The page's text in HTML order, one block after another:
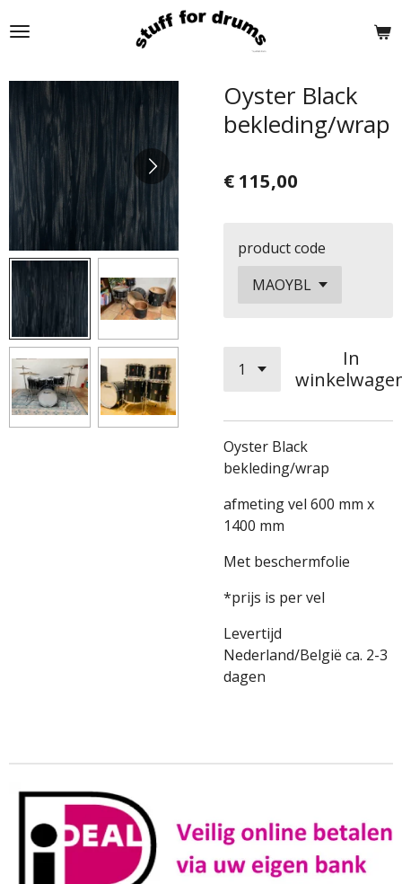
direct
de
hoofdinhoud
Oyster Black
bekleding/wrap
€ 115,00
product code
In
Oyster Black
bekleding/wrap
afmeting vel 600 mm x
1400 mm
Met beschermfolie
*prijs is per vel
Levertijd
Nederland/België ca. 2-3
dagen